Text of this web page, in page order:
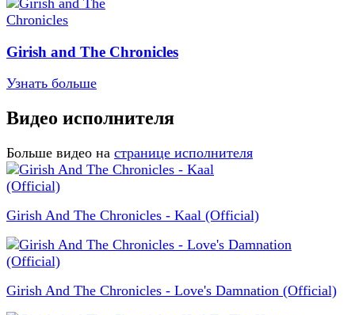
Girish and The Chronicles
Узнать больше
Видео исполнителя
Больше видео на странице исполнителя
Girish And The Chronicles - Kaal (Official)
Girish And The Chronicles - Love's Damnation (Official)